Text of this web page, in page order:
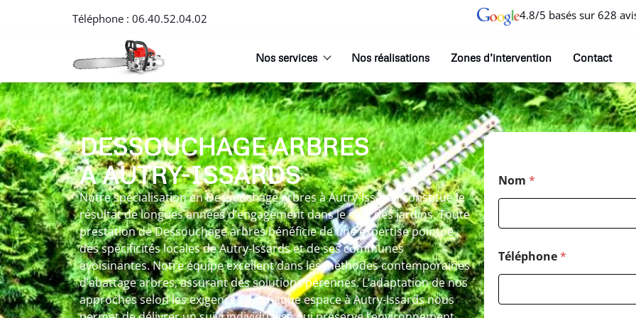
Téléphone : 06.40.52.04.02 4.8/5 basés sur 628
Nos services Nos réalisations Zones d’intervention Contact
DESSOUCHAGE ARBRES
À AUTRY-ISSARDS
Notre spécialisation en Dessouchage arbres à Autry-Issards constitue le
résultat de longues années d’engagement dans le soin des jardins. Toute
prestation de Dessouchage arbres bénéficie de une expertise pointue
des spécificités locales de Autry-Issards et de ses communes
avoisinantes. Notre équipe excellent dans les méthodes contemporaines
d’abattage arbres, assurant des solutions pérennes. L’adaptation de nos
approches selon les exigences de chaque espace à Autry-Issards nous
Nom *
Téléphone*